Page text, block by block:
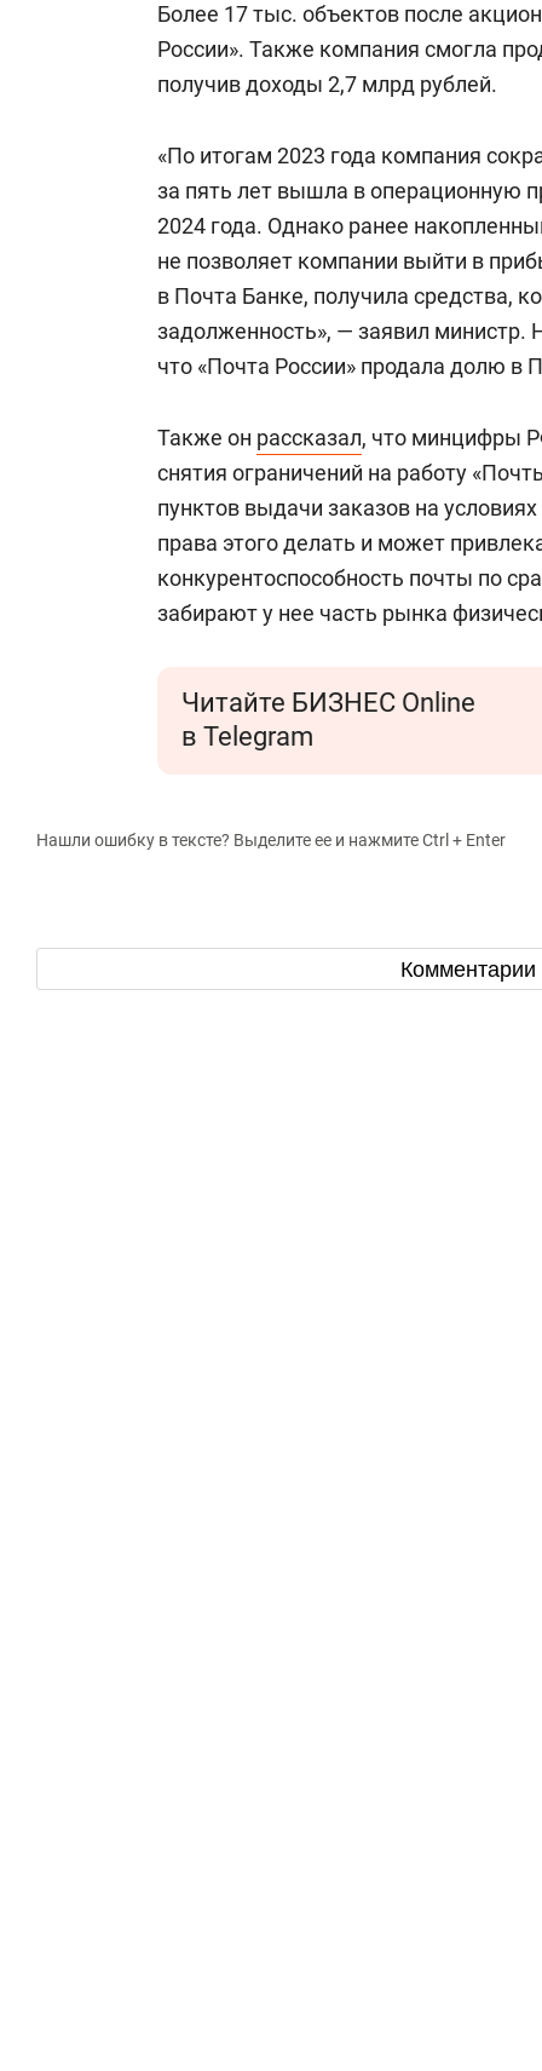
Более 17 тыс. объектов после
России». Также компания смогла
получив доходы 2,7 млрд рублей.
«По итогам 2023 года компания
за пять лет вышла в операционную
2024 года. Однако ранее
не позволяет компании выйти в
в Почта Банке, получила средства,
задолженность», — заявил министр.
что «Почта России» продала долю в
Также он рассказал, что минцифры
снятия ограничений на работу
пунктов выдачи заказов на
права этого делать и может
конкурентоспособность почты по
забирают у нее часть рынка
Читайте БИЗНЕС Online
в Telegram
Нашли ошибку в тексте? Выделите ее и нажмите Ctrl + Enter
Комментарии